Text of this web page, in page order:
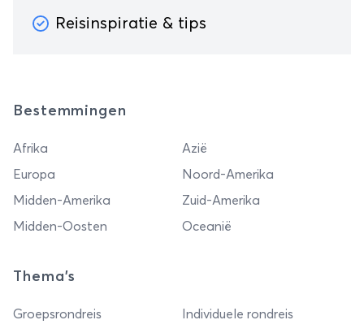
Reisinspiratie & tips
Bestemmingen
Afrika
Azië
Europa
Noord-Amerika
Midden-Amerika
Zuid-Amerika
Midden-Oosten
Oceanië
Thema's
Groepsrondreis
Individuele rondreis